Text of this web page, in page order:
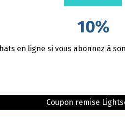
10%
en ligne si vous abonnez à
Coupon remise